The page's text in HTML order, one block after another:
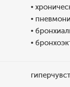
•
•
•
•